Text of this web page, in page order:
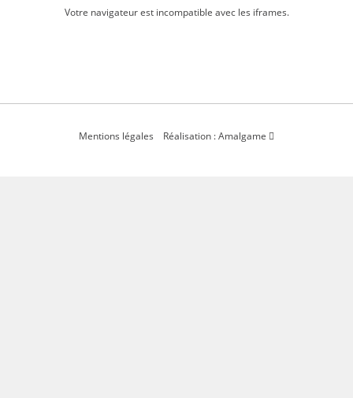
Votre navigateur est incompatible avec les iframes.
Mentions légales Réalisation : Amalgame